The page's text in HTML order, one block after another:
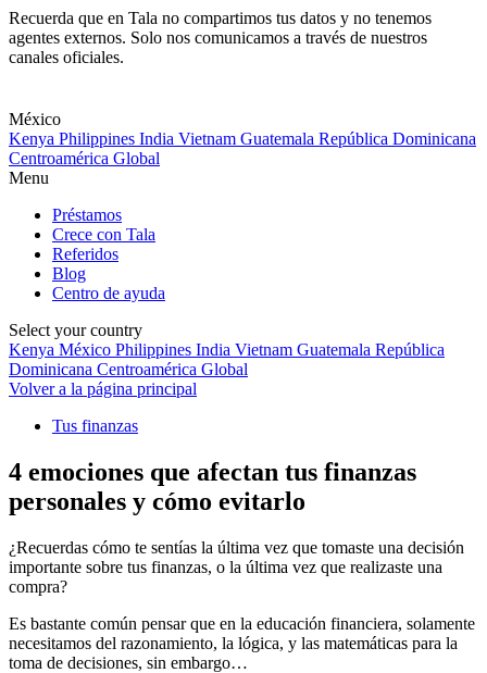
Recuerda que en Tala no compartimos tus datos y no tenemos
agentes externos. Solo nos comunicamos a través de nuestros
canales oficiales.
content
México
Kenya Philippines India Vietnam Guatemala República Dominicana
Centroamérica Global
Menu
Préstamos
Crece con Tala
Referidos
Blog
Centro de ayuda
Select your country
Kenya México Philippines India Vietnam Guatemala República
Dominicana Centroamérica Global
Volver a la página principal
Tus finanzas
4 emociones que afectan tus finanzas
personales y cómo evitarlo
¿Recuerdas cómo te sentías la última vez que tomaste una decisión
importante sobre tus finanzas, o la última vez que realizaste una
compra?
Es bastante común pensar que en la educación financiera, solamente
necesitamos del razonamiento, la lógica, y las matemáticas para la
toma de decisiones, sin embargo…